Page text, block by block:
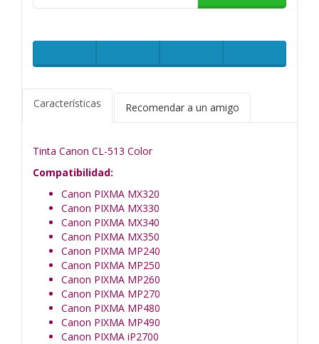
Características Recomendar a un amigo
Tinta Canon CL-513 Color
Compatibilidad:
Canon PIXMA MX320
Canon PIXMA MX330
Canon PIXMA MX340
Canon PIXMA MX350
Canon PIXMA MP240
Canon PIXMA MP250
Canon PIXMA MP260
Canon PIXMA MP270
Canon PIXMA MP480
Canon PIXMA MP490
Canon PIXMA iP2700